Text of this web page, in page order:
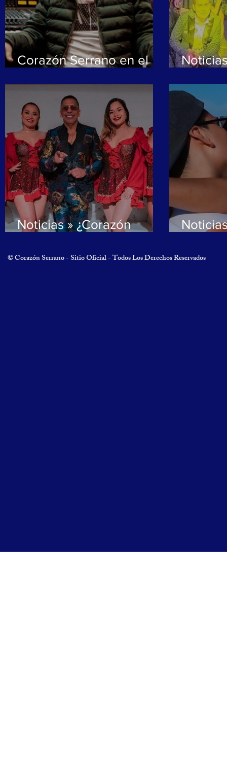
Corazón Serrano en el
conquista de México
Mega
Estdio
Noticias » ¿Corazón
Barros Lanzaran Nueva
Su
© Corazón Serrano - Sitio Oficial - Todos Los Derechos Reservados